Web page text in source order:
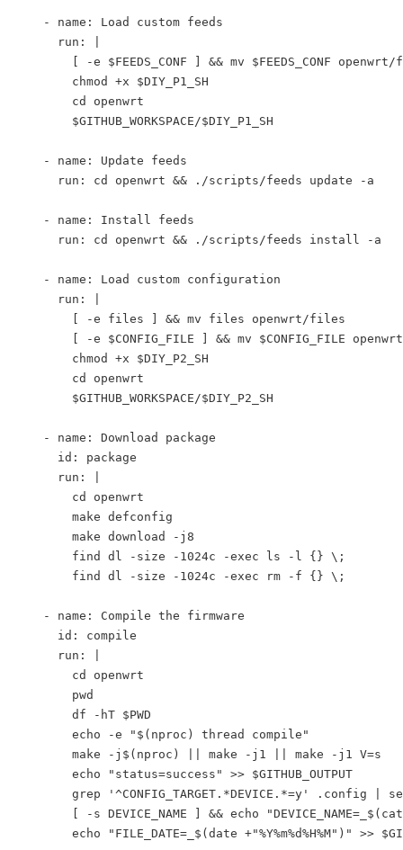
    - name: Load custom feeds
      run: |
        [ -e $FEEDS_CONF ]
&& mv $FEEDS_CONF
        chmod +x $DIY_P1_SH
        cd openwrt
        $GITHUB_WORKSPACE/$DIY_P1_SH
    - name: Update feeds
      run: cd openwrt
&& ./scripts/feeds update -a
    - name: Install feeds
      run: cd openwrt
&& ./scripts/feeds install -a
    - name: Load custom configuration
      run: |
        [ -e files ]
&& mv files openwrt/files
        [ -e $CONFIG_FILE ]
&& mv $CONFIG_FILE
        chmod +x $DIY_P2_SH
        cd openwrt
        $GITHUB_WORKSPACE/$DIY_P2_SH
    - name: Download package
      id: package
      run: |
        cd openwrt
        make defconfig
        make download -j8
        find dl -size -1024c -exec ls -l {} \;
        find dl -size -1024c -exec rm -f {} \;
    - name: Compile the firmware
      id: compile
      run: |
        cd openwrt
        pwd
        df -hT $PWD
        echo -e "$(nproc) thread compile"
        make -j$(nproc) || make -j1 || make -j1 V=s
        echo "status=success" >> $GITHUB_OUTPUT
grep '^CONFIG_TARGET.*DEVICE.*=y' .config |
        [ -s DEVICE_NAME ]
&& echo
echo "FILE_DATE=_$(date +"%Y%m%d%H%M")" >>